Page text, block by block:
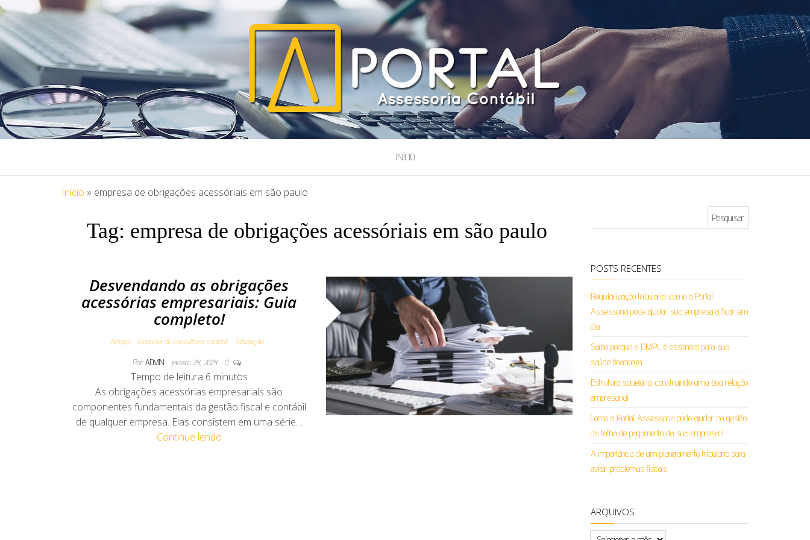
PORTAL ASSESSORIA
Blog Portal Assessoria
INÍCIO
Início » empresa de obrigações acessóriais em são paulo
Tag: empresa de obrigações acessóriais em são paulo
Desvendando as obrigações
acessórias empresariais: Guia
completo!
Artigos Empresa de consultoria contábil Tributação
Por ADMIN janeiro 29, 2024 0
Tempo de leitura 6 minutos
As obrigações acessórias empresariais são
componentes fundamentais da gestão fiscal e contábil
de qualquer empresa. Elas consistem em uma série…
Continue lendo
POSTS RECENTES
Regularização tributária: como a Portal
Assessoria pode ajudar sua empresa a ficar em
dia
Saiba porque a DMPL é essencial para sua
saúde financeira
Estrutura societária: construindo uma boa relação
empresarial
Como a Portal Assessoria pode ajudar na gestão
da folha de pagamento da sua empresa?
A importância de um planejamento tributário para
evitar problemas fiscais
ARQUIVOS
Arquivos